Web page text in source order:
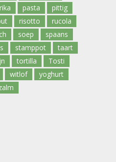
pasta
pittig
risotto
rucola
soep
spaans
stamppot
taart
tortilla
Tosti
witlof
yoghurt